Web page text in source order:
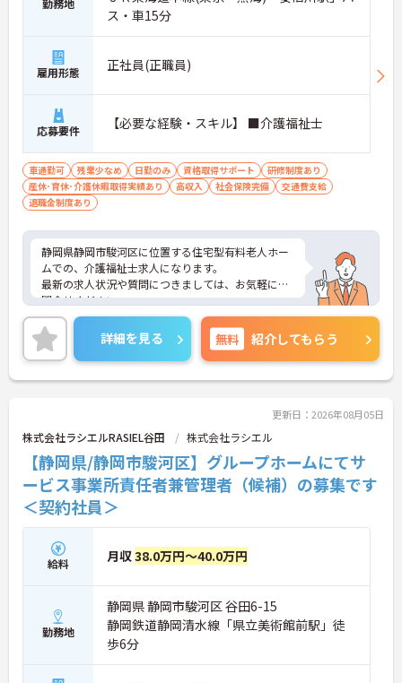
勤務地
ス・車15分
雇用形態 正社員(正職員)
応募要件 【必要な経験・スキル】 ■介護福祉士
車通勤可 残業少なめ 日勤のみ 資格取得サポート
研修制度あり
産休･育休･介護休暇取得実績あり
高収入 社会保険完備
交通費支給
退職金制度あり
静岡県静岡市駿河区に位置する住宅型有料老人ホー
ムでの、介護福祉士求人になります。
最新の求人状況や質問につきましては、お気軽にお
問合せください。
詳細を見る 無料 紹介してもらう
更新日：2026年08月05日
株式会社ラシエルRASIEL谷田 株式会社ラシエル
【静岡県/静岡市駿河区】グループホームにてサ
ービス事業所責任者兼管理者（候補）の募集です
＜契約社員＞
給料 月収38.0万円～40.0万円
勤務地
静岡県 静岡市駿河区 谷田6-15
静岡鉄道静岡清水線「県立美術館前駅」徒
歩6分